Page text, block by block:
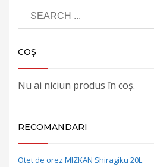
COȘ
Nu ai niciun produs în coș.
RECOMANDARI
Otet de orez MIZKAN Shiragiku 20L